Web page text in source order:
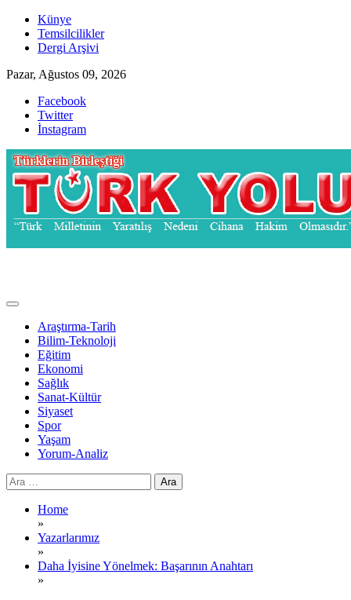
Skip
content
Künye
Temsilcilikler
Dergi Arşivi
Pazar, Ağustos 09, 2026
Facebook
Twitter
İnstagram
Araştırma-Tarih
Bilim-Teknoloji
Eğitim
Ekonomi
Sağlık
Sanat-Kültür
Siyaset
Spor
Yaşam
Yorum-Analiz
Arama:
Home
»
Yazarlarımız
»
Daha İyisine Yönelmek: Başarının Anahtarı
»